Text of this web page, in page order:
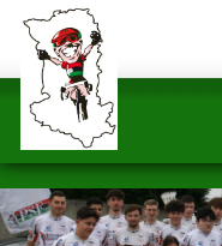
Panneau de gestion des